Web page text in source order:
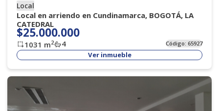
Local
Local en arriendo en Cundinamarca, BOGOTÁ, LA
CATEDRAL
$25.000.000
1031 m2 4 Código:65927
Ver inmueble